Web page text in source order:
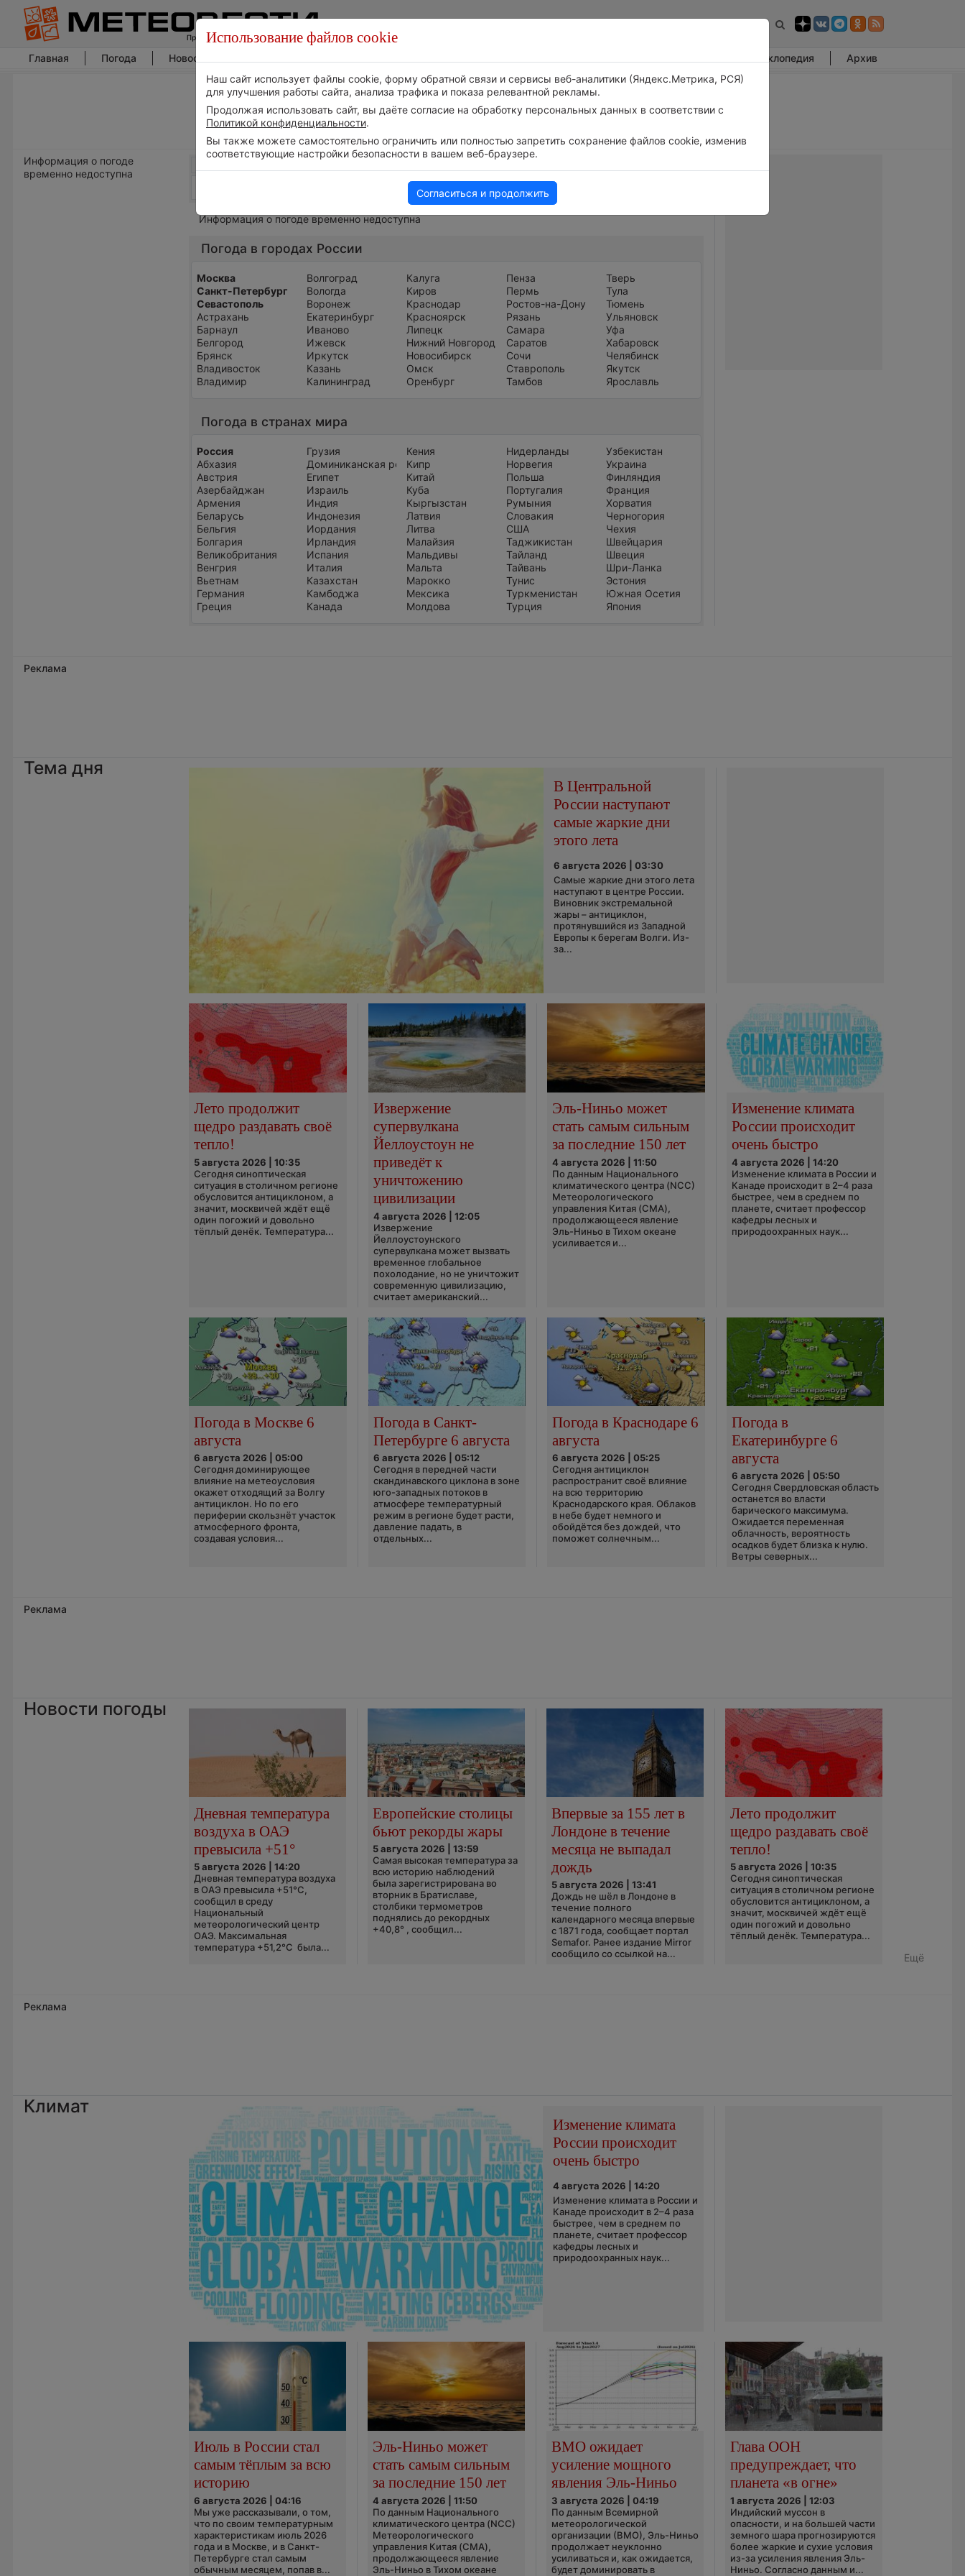
Главная Погода Новости погоды Энциклопедия Архив
Информация о погоде
временно недоступна
Информация о погоде временно недоступна
Погода в городах России
Москва
Санкт-Петербург
Севастополь
Астрахань
Барнаул
Белгород
Брянск
Владивосток
Владимир
Волгоград
Вологда
Воронеж
Екатеринбург
Иваново
Ижевск
Иркутск
Казань
Калининград
Калуга
Киров
Краснодар
Красноярск
Липецк
Нижний Новгород
Новосибирск
Омск
Оренбург
Пенза
Пермь
Ростов-на-Дону
Рязань
Самара
Саратов
Сочи
Ставрополь
Тамбов
Тверь
Тула
Тюмень
Ульяновск
Уфа
Хабаровск
Челябинск
Якутск
Ярославль
Погода в странах мира
Россия
Абхазия
Австрия
Азербайджан
Армения
Беларусь
Бельгия
Болгария
Великобритания
Венгрия
Вьетнам
Германия
Греция
Грузия
Доминиканская республика
Египет
Израиль
Индия
Индонезия
Иордания
Ирландия
Испания
Италия
Казахстан
Камбоджа
Канада
Кения
Кипр
Китай
Куба
Кыргызстан
Латвия
Литва
Малайзия
Мальдивы
Мальта
Марокко
Мексика
Молдова
Нидерланды
Норвегия
Польша
Португалия
Румыния
Словакия
США
Таджикистан
Тайланд
Тайвань
Тунис
Туркменистан
Турция
Узбекистан
Украина
Финляндия
Франция
Хорватия
Черногория
Чехия
Швейцария
Швеция
Шри-Ланка
Эстония
Южная Осетия
Япония
Реклама
Тема дня
В Центральной
России наступают
самые жаркие дни
этого лета
6 августа 2026 | 03:30
Самые жаркие дни этого лета
наступают в центре России.
Виновник экстремальной
жары – антициклон,
протянувшийся из Западной
Европы к берегам Волги. Из-
за...
Лето продолжит
щедро раздавать своё
тепло!
5 августа 2026 | 10:35
Сегодня синоптическая
ситуация в столичном регионе
обусловится антициклоном, а
значит, москвичей ждёт ещё
один погожий и довольно
тёплый денёк. Температура...
Извержение
супервулкана
Йеллоустоун не
приведёт к
уничтожению
цивилизации
4 августа 2026 | 12:05
Извержение
Йеллоустоунского
супервулкана может вызвать
временное глобальное
похолодание, но не уничтожит
современную цивилизацию,
считает американский...
Эль-Ниньо может
стать самым сильным
за последние 150 лет
4 августа 2026 | 11:50
По данным Национального
климатического центра (NCC)
Метеорологического
управления Китая (CMA),
продолжающееся явление
Эль-Ниньо в Тихом океане
усиливается и...
Изменение климата
России происходит
очень быстро
4 августа 2026 | 14:20
Изменение климата в России и
Канаде происходит в 2–4 раза
быстрее, чем в среднем по
планете, считает профессор
кафедры лесных и
природоохранных наук...
Погода в Москве 6
августа
6 августа 2026 | 05:00
Сегодня доминирующее
влияние на метеоусловия
окажет отходящий за Волгу
антициклон. Но по его
периферии скользнёт участок
атмосферного фронта,
создавая условия...
Погода в Санкт-
Петербурге 6 августа
6 августа 2026 | 05:12
Сегодня в передней части
скандинавского циклона в зоне
юго-западных потоков в
атмосфере температурный
режим в регионе будет расти,
давление падать, в
отдельных...
Погода в Краснодаре 6
августа
6 августа 2026 | 05:25
Сегодня антициклон
распространит своё влияние
на всю территорию
Краснодарского края. Облаков
в небе будет немного и
обойдётся без дождей, что
поможет солнечным...
Погода в
Екатеринбурге 6
августа
6 августа 2026 | 05:50
Сегодня Свердловская область
останется во власти
барического максимума.
Ожидается переменная
облачность, вероятность
осадков будет близка к нулю.
Ветры северных...
Реклама
Новости погоды
Дневная температура
воздуха в ОАЭ
превысила +51°
5 августа 2026 | 14:20
Дневная температура воздуха
в ОАЭ превысила +51°C,
сообщил в среду
Национальный
метеорологический центр
ОАЭ. Максимальная
температура +51,2°C была...
Европейские столицы
бьют рекорды жары
5 августа 2026 | 13:59
Самая высокая температура за
всю историю наблюдений
была зарегистрирована во
вторник в Братиславе,
столбики термометров
поднялись до рекордных
+40,8° , сообщил...
Впервые за 155 лет в
Лондоне в течение
месяца не выпадал
дождь
5 августа 2026 | 13:41
Дождь не шёл в Лондоне в
течение полного
календарного месяца впервые
с 1871 года, сообщает портал
Semafor. Ранее издание Mirror
сообщило со ссылкой на...
Лето продолжит
щедро раздавать своё
тепло!
5 августа 2026 | 10:35
Сегодня синоптическая
ситуация в столичном регионе
обусловится антициклоном, а
значит, москвичей ждёт ещё
один погожий и довольно
тёплый денёк. Температура...
Ещё
Реклама
Климат
Изменение климата
России происходит
очень быстро
4 августа 2026 | 14:20
Изменение климата в России и
Канаде происходит в 2–4 раза
быстрее, чем в среднем по
планете, считает профессор
кафедры лесных и
природоохранных наук...
Июль в России стал
самым тёплым за всю
историю
6 августа 2026 | 04:16
Мы уже рассказывали, о том,
что по своим температурным
характеристикам июль 2026
года и в Москве, и в Санкт-
Петербурге стал самым
обычным месяцем, попав в...
Эль-Ниньо может
стать самым сильным
за последние 150 лет
4 августа 2026 | 11:50
По данным Национального
климатического центра (NCC)
Метеорологического
управления Китая (CMA),
продолжающееся явление
Эль-Ниньо в Тихом океане
ВМО ожидает
усиление мощного
явления Эль-Ниньо
3 августа 2026 | 04:19
По данным Всемирной
метеорологической
организации (ВМО), Эль-Ниньо
продолжает неуклонно
усиливаться и, как ожидается,
будет доминировать в
Глава ООН
предупреждает, что
планета «в огне»
1 августа 2026 | 12:03
Индийский муссон в
опасности, и на большей части
земного шара прогнозируются
более жаркие и сухие условия
из-за усиления явления Эль-
Ниньо. Согласно данным и...
Использование файлов cookie
Наш сайт использует файлы cookie, форму обратной связи и сервисы веб-аналитики (Яндекс.Метрика, РСЯ)
для улучшения работы сайта, анализа трафика и показа релевантной рекламы.
Продолжая использовать сайт, вы даёте согласие на обработку персональных данных в соответствии с
Политикой конфиденциальности.
Вы также можете самостоятельно ограничить или полностью запретить сохранение файлов cookie, изменив
соответствующие настройки безопасности в вашем веб-браузере.
Согласиться и продолжить